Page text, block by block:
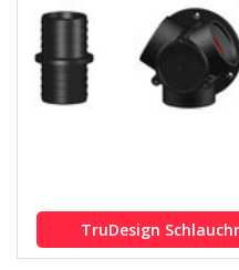
TruDesign